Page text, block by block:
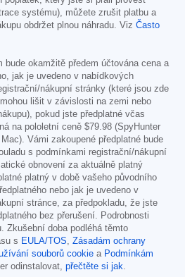
systému), můžete zrušit platbu a
obdržet plnou náhradu. Viz Často
bude okamžitě předem účtována cena a
jak je uvedeno v nabídkových
nákupní stránky (které jsou zde
lišit v závislosti na zemi nebo
pokud jste předplatné včas
na pololetní ceně $79.98 (SpyHunter
Vámi zakoupené předplatné bude
s podmínkami registrační/nákupní
obnovení za aktuálně platný
platný v době vašeho původního
nebo jak je uvedeno v
stránce, za předpokladu, že jste
bez přerušení. Podrobnosti
Zkušební doba podléhá těmto
s EULA/TOS, Zásadám ochrany
souborů cookie a Podmínkám
odinstalovat, přečtěte si jak.